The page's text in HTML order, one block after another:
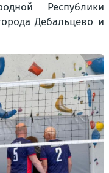
Республики
Дебальцево и